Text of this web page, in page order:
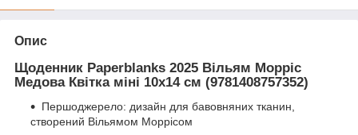
Опис
Щоденник Paperblanks 2025 Вільям Морріс
Медова Квітка міні 10х14 см (9781408757352)
Першоджерело: дизайн для бавовняних тканин,
створений Вільямом Моррісом